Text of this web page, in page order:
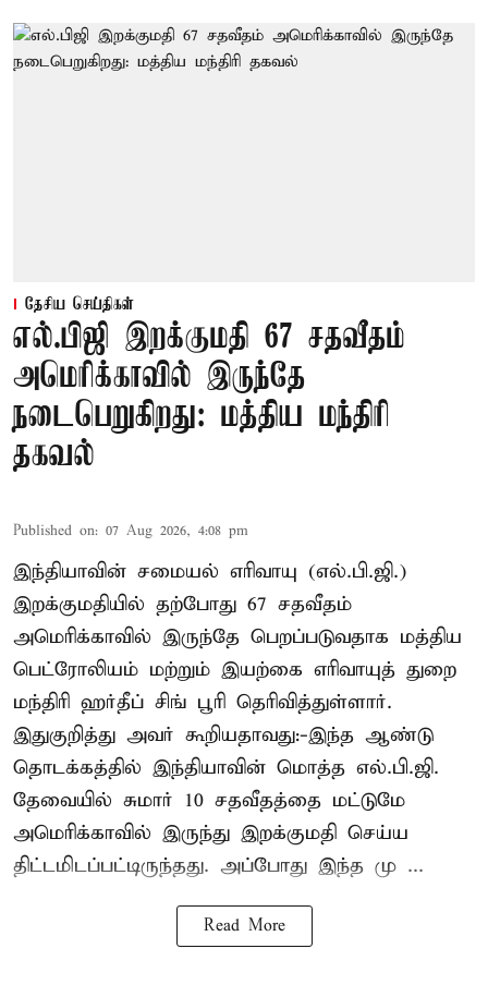
தேசிய செய்திகள்
எல்.பிஜி இறக்குமதி 67 சதவீதம்
அமெரிக்காவில் இருந்தே
நடைபெறுகிறது: மத்திய மந்திரி
தகவல்
Published on: 07 Aug 2026, 4:08 pm
இந்தியாவின் சமையல் எரிவாயு (எல்.பி.ஜி.)
இறக்குமதியில் தற்போது 67 சதவீதம்
அமெரிக்காவில் இருந்தே பெறப்படுவதாக மத்திய
பெட்ரோலியம் மற்றும் இயற்கை எரிவாயுத் துறை
மந்திரி ஹர்தீப் சிங் பூரி தெரிவித்துள்ளார்.
இதுகுறித்து அவர் கூறியதாவது:-இந்த ஆண்டு
தொடக்கத்தில் இந்தியாவின் மொத்த எல்.பி.ஜி.
தேவையில் சுமார் 10 சதவீதத்தை மட்டுமே
அமெரிக்காவில் இருந்து இறக்குமதி செய்ய
திட்டமிடப்பட்டிருந்தது. அப்போது இந்த மு ...
Read More